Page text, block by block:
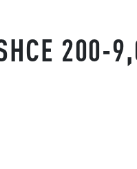
Наши партнеры200-